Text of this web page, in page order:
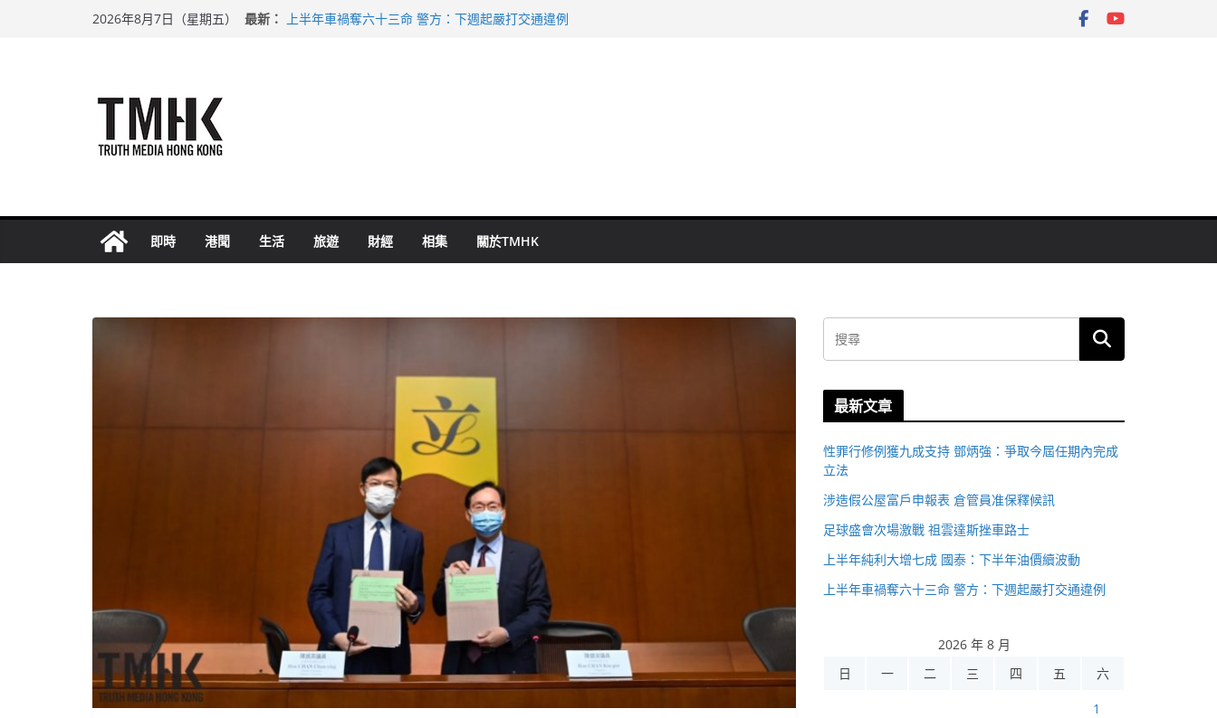
2026年8月7日（星期五） 最新：
上半年車禍奪六十三命 警方：下週起嚴打交通違例
即時 港聞 生活 旅遊 財經 相集 關於TMHK
最新文章
性罪行修例獲九成支持 鄧炳強：爭取今屆任期內完成
立法
涉造假公屋富戶申報表 倉管員准保釋候訊
足球盛會次場激戰 祖雲達斯挫車路士
上半年純利大增七成 國泰：下半年油價續波動
上半年車禍奪六十三命 警方：下週起嚴打交通違例
2026 年 8 月
日
一 二 三 四 五 六
1